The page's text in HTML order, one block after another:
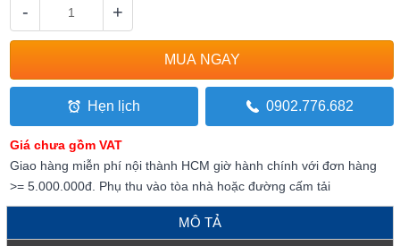
- +
Hẹn lịch 0902.776.682
Giá chưa gồm VAT
Giao hàng miễn phí nội thành HCM giờ hành chính với đơn hàng
>= 5.000.000đ. Phụ thu vào tòa nhà hoặc đường cấm tải
MÔ TẢ